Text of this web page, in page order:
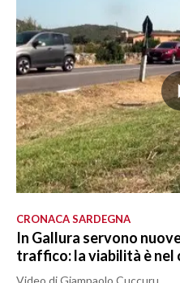
CRONACA SARDEGNA
In Gallura servono
traffico: la viabilità è nel
Video di Giampaolo Cuccuru